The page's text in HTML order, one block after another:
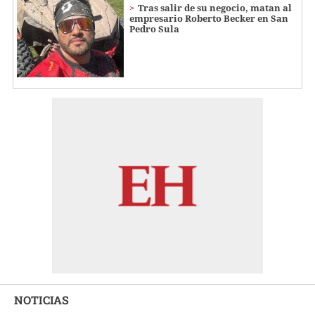
Tras salir de su negocio, matan al
empresario Roberto Becker en San
Pedro Sula
NOTICIAS